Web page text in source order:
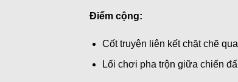
Điểm cộng:
Cốt truyện liên kết chặt chẽ
Lối chơi pha trộn giữa chiến